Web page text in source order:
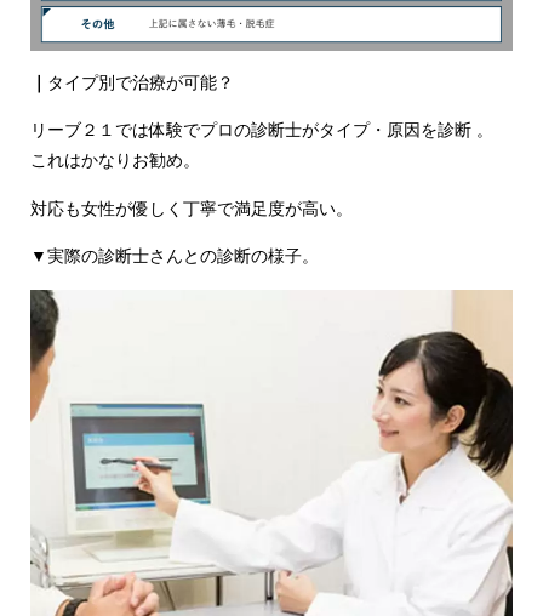
タイプ別で治療が可能？
リーブ２１では体験でプロの診断士がタイプ・原因を診断 。
これはかなりお勧め。
対応も女性が優しく丁寧で満足度が高い。
▼実際の診断士さんとの診断の様子。